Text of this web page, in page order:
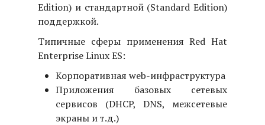
Edition) и стандартной (Standard Edition)
поддержкой.
Типичные сферы применения Red Hat
Enterprise Linux ES:
Корпоративная web-инфраструктура
Приложения базовых сетевых
сервисов (DHCP, DNS, межсетевые
экраны и т.д.)